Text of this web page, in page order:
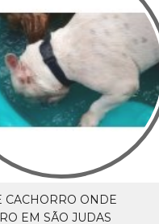
CACHORRO ONDE
EM SÃO JUDAS